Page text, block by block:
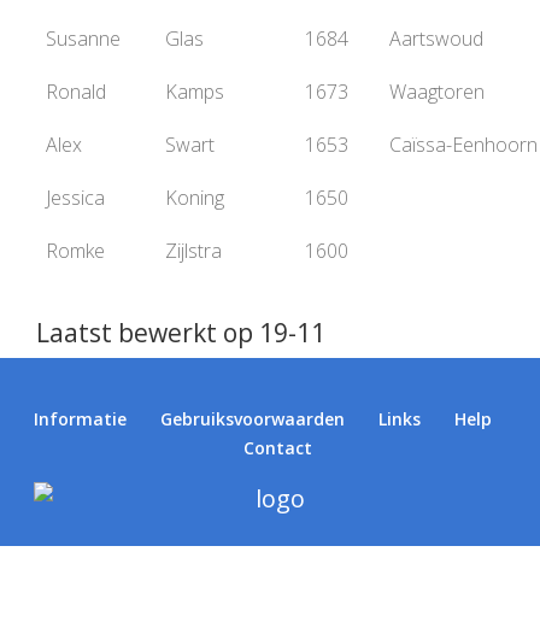
Susanne
Glas 1684
Aartswoud
Ronald
Kamps 1673
Waagtoren
Alex
Swart 1653
Caïssa-Eenhoorn
Jessica
Koning
1650
Romke
Zijlstra 1600
Laatst bewerkt op 19-11
Informatie Gebruiksvoorwaarden Links
Help
Contact